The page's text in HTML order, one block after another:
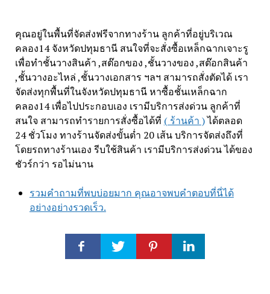
คุณอยู่ในพื้นที่จัดส่งฟรีจากทางร้าน ลูกค้าที่อยู่บริเวณ
คลอง14 จังหวัดปทุมธานี สนใจที่จะสั่งซื้อเหล็กฉากเจาะรู
เพื่อทำชั้นวางสินค้า ,สต๊อกของ ,ชั้นวางของ ,สต๊อกสินค้า
,ชั้นวางอะไหล่ ,ชั้นวางเอกสาร ฯลฯ สามารถสั่งตัดได้ เรา
จัดส่งทุกพื้นที่ในจังหวัดปทุมธานี หาซื้อชั้นเหล็กฉาก
คลอง14 เพื่อไปประกอบเอง เรามีบริการส่งด่วน ลูกค้าที่
สนใจ สามารถทำรายการสั่งซื้อได้ที่ ( ร้านค้า )ได้ตลอด
24 ชั่วโมง ทางร้านจัดส่งขั้นต่ำ 20 เส้น บริการจัดส่งถึงที่
โดยรถทางร้านเอง รีบใช้สินค้า เรามีบริการส่งด่วน ได้ของ
ชัวร์กว่า รอไม่นาน
รวมคำถามที่พบบ่อยมาก คุณอาจพบคำตอบที่นี่ได้
อย่างอย่างรวดเร็ว.